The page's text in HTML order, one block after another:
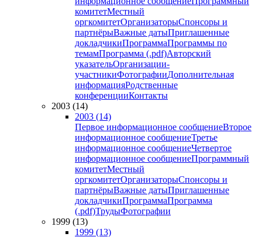
комитетМестный
оргкомитетОрганизаторыСпонсоры и
партнёрыВажные датыПриглашенные
докладчикиПрограммаПрограммы по
темамПрограмма (.pdf)Авторский
указательОрганизации-
участникиФотографииДополнительная
информацияРодственные
конференцииКонтакты
2003 (14)
2003 (14)
Первое информационное сообщениеВторое
информационное сообщениеТретье
информационное сообщениеЧетвертое
информационное сообщениеПрограммный
комитетМестный
оргкомитетОрганизаторыСпонсоры и
партнёрыВажные датыПриглашенные
докладчикиПрограммаПрограмма
(.pdf)ТрудыФотографии
1999 (13)
1999 (13)